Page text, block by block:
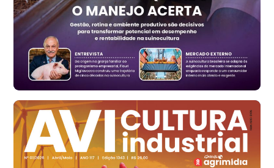
t
Ovo Vermelho - Regional
Vermelho
R$ 168,86
cx
Ovo Branco - Regional
Santa Maria do Jetibá (ES)
R$ 139,62
cx
Ovo Branco - Regional